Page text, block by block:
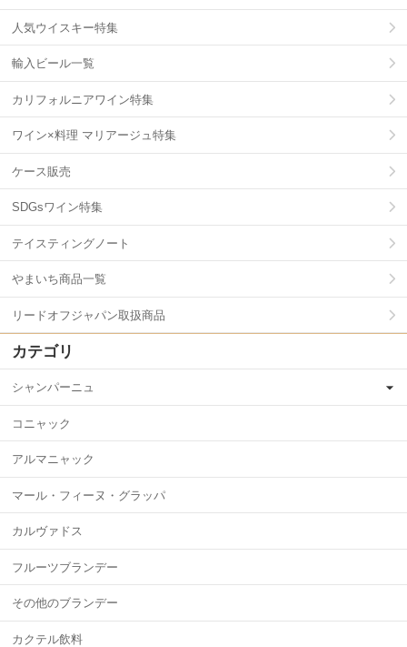
人気ウイスキー特集
輸入ビール一覧
カリフォルニアワイン特集
ワイン×料理 マリアージュ特集
ケース販売
SDGsワイン特集
テイスティングノート
やまいち商品一覧
リードオフジャパン取扱商品
カテゴリ
シャンパーニュ
コニャック
アルマニャック
マール・フィーヌ・グラッパ
カルヴァドス
フルーツブランデー
その他のブランデー
カクテル飲料